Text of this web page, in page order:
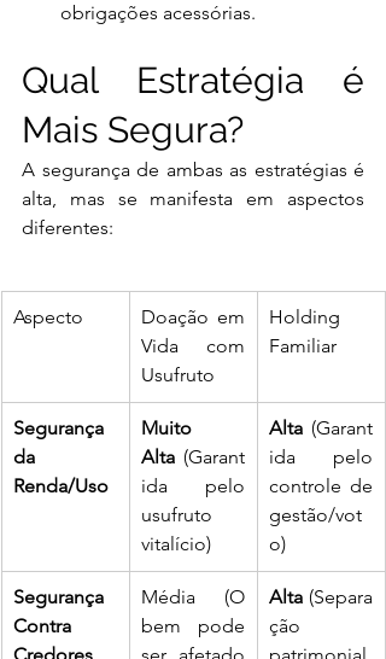
obrigações acessórias.
Qual Estratégia é
Mais Segura?
A segurança de ambas as estratégias é
alta, mas se manifesta em aspectos
diferentes:
Aspecto
Doação em
Vida com
Usufruto
Holding
Familiar
Segurança
da
Renda/Uso
Muito
Alta (Garant
ida pelo
usufruto
vitalício)
Alta (Garant
ida pelo
controle de
gestão/vot
o)
Segurança
Contra
Média (O
bem pode
Alta (Separa
ção